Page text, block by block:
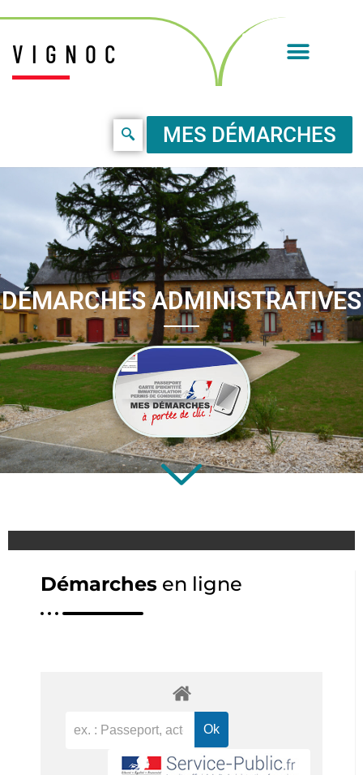
VIGNOC
MES DÉMARCHES
DÉMARCHES ADMINISTRATIVES
Démarches en ligne